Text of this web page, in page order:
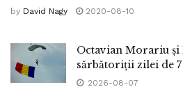
by David Nagy 2020-08-10
Octavian Morariu și
sărbătoriții zilei de 7
2026-08-07